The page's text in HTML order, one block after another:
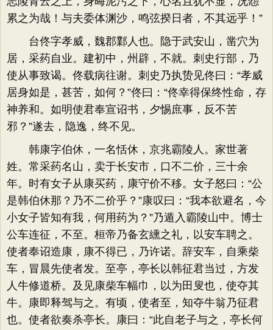
累之为哉！与夫委体渊沙，鸣弦揆日者，不其远乎！”
台佟字孝威，魏郡鄴人也。隐于武安山，凿穴为
居，采药自业。建初中，州辟，不就。刺史行部，乃
使从事致谒。佟载病往谢。刺史乃执贽见佟曰：“孝威
居身如是，甚苦，如何？”佟曰：“佟幸得保终性命，存
神养和。如明使君奉宣诏书，夕惕庶事，反不苦
邪？”遂去，隐逸，终不见。
韩康字伯休，一名恬休，京兆霸陵人。家世著
姓。常采药名山，卖于长安市，口不二价，三十余
年。时有女子从康买药，康守价不移。女子怒曰：“公
是韩伯休那？乃不二价乎？”康叹曰：“我本欲避名，今
小女子皆知有我，何用药为？”乃遁入霸陵山中。博士
公车连征，不至。桓帝乃备玄纁之礼，以安车聘之。
使者奉诏造康，康不得已，乃许诺。辞安车，自乘柴
车，冒晨先使者发。至亭，亭长以韩征君当过，方发
人牛修道桥。及见康柴车幅巾，以为田叟也，使夺其
牛。康即释驾与之。有顷，使者至，知夺牛翁乃征君
也。使者欲奏杀亭长。康曰：“此自老子与之，亭长何